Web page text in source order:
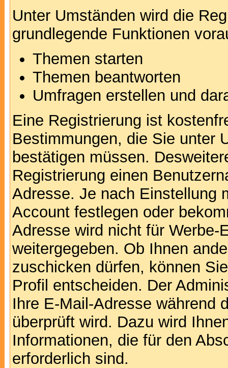
Unter Umständen wird die
grundlegende Funktionen
Themen starten
Themen beantworten
Umfragen erstellen und
Eine Registrierung ist
Bestimmungen, die Sie unter
bestätigen müssen.
Registrierung einen
Adresse. Je nach Einstellung
Account festlegen oder
Adresse wird nicht für
weitergegeben. Ob Ihnen
zuschicken dürfen, können
Profil entscheiden. Der
Ihre E-Mail-Adresse während
überprüft wird. Dazu wird
Informationen, die für den
erforderlich sind.